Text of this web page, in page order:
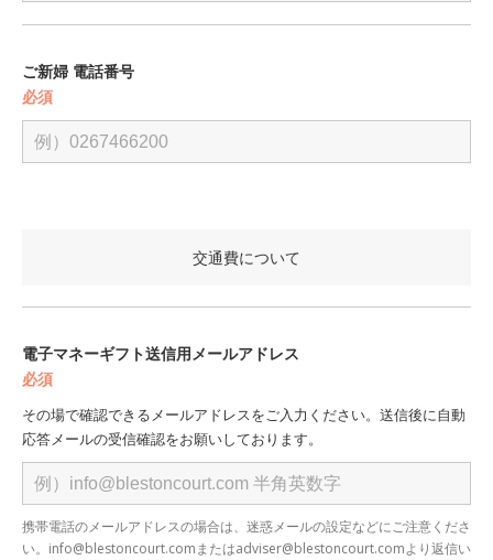
ご新婦 電話番号
必須
交通費について
電子マネーギフト送信用メールアドレス
必須
その場で確認できるメールアドレスをご入力ください。 送信後に自動
応答メールの受信確認をお願いしております。
携帯電話のメールアドレスの場合は、迷惑メールの設定などにご注意くださ
い。info@blestoncourt.comまたはadviser@blestoncourt.comより返信い